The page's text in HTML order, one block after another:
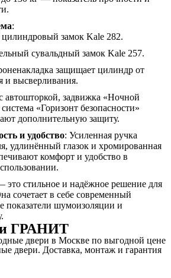
:
замок Kale 282.
сувальдный замок Kale 257.
защищает цилиндр от
и высверливания.
автошторкой, задвижка «Ночной
«Горизонт безопасности»
дополнительную защиту.
и удобство: Усиленная ручка
удлинённый глазок и хромированная
комфорт и удобство в
это стильное и надёжное решение для
сочетает в себе современный
показатели шумоизоляции и
ГРАНИТ
двери в Москве по выгодной цене
двери. Доставка, монтаж и гарантия